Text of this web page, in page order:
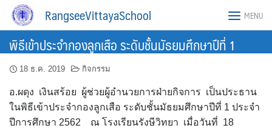
Skip
content
RangseeVittayaSchool MENU
พิธีเข้าประจำกองลูกเสือ ระดับชั้นมัธยมศึกษาปีที่ 1
18 ธ.ค. 2019 กิจกรรม
อ.ผดุง เงินสร้อย ผู้ช่วยผู้อำนวยการฝ่ายกิจการ เป็นประธาน
ในพิธีเข้าประจำกองลูกเสือ ระดับชั้นมัธยมศึกษาปีที่ 1 ประจำ
ปีการศึกษา 2562 ณ โรงเรียนรังษีวิทยา เมื่อวันที่ 18